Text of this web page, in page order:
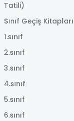
Tatili)
Sınıf Geçiş Kitapları
1.sınıf
2.sınıf
3.sınıf
4.sınıf
5.sınıf
6.sınıf